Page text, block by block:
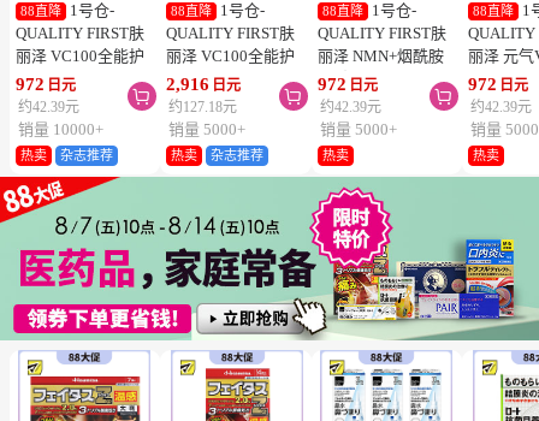
88直降
1号仓-
QUALITY FIRST肤
丽泽 VC100全能护
理面膜 7片
972 日元
约42.39元

销量 10000+
热卖 杂志推荐
88直降
1号仓-
QUALITY FIRST肤
丽泽 VC100全能护
理面膜 7片 3个装
2,916 日元
约127.18元

销量 5000+
热卖 杂志推荐
88直降
1号仓-
QUALITY FIRST肤
丽泽 NMN+烟酰胺
多重焕活面膜 7片
972 日元
约42.39元

销量 5000+
热卖
88直降
1
QUALITY
丽泽 元气
白保湿面
维生素C
片
972 日元
约42.39元
销量
热卖